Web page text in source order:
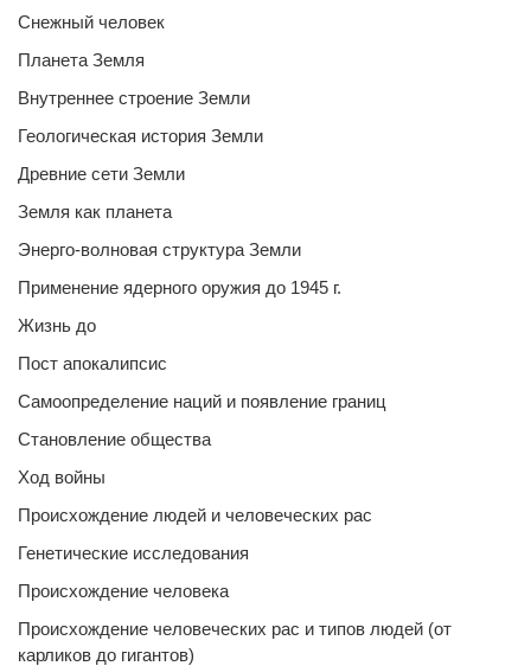
Снежный человек
Планета Земля
Внутреннее строение Земли
Геологическая история Земли
Древние сети Земли
Земля как планета
Энерго-волновая структура Земли
Применение ядерного оружия до 1945 г.
Жизнь до
Пост апокалипсис
Самоопределение наций и появление границ
Становление общества
Ход войны
Происхождение людей и человеческих рас
Генетические исследования
Происхождение человека
Происхождение человеческих рас и типов людей (от
карликов до гигантов)